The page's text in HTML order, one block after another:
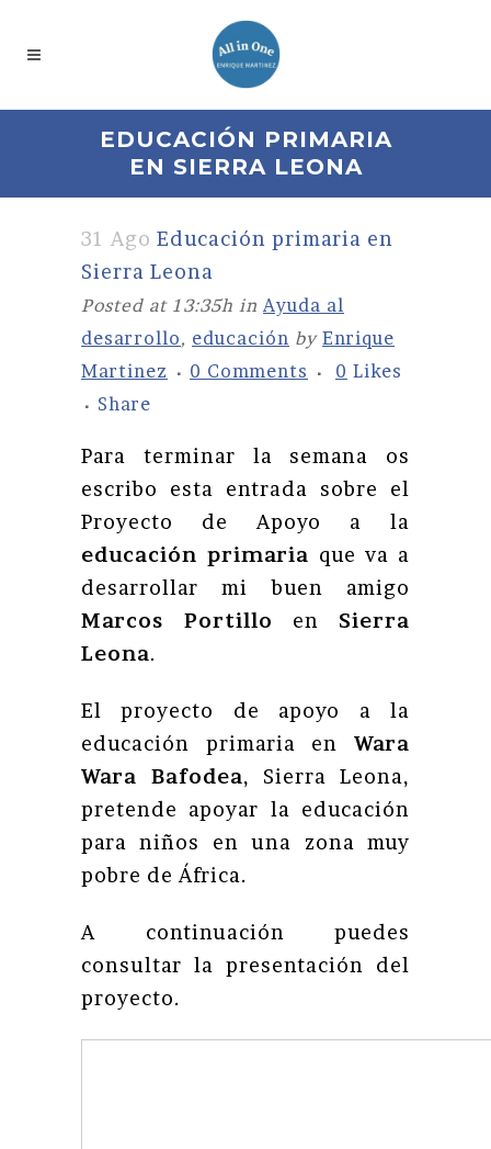
EDUCACIÓN PRIMARIA
EN SIERRA LEONA
31 Ago Educación primaria en
Sierra Leona
Posted at 13:35h inAyuda al
desarrollo, educación by Enrique
Martinez
0 Comments 0 Likes
Share
Para terminar la semana os
escribo esta entrada sobre el
Proyecto de Apoyo a la
educación primaria que va a
desarrollar mi buen amigo
Marcos Portillo en Sierra
Leona.
El proyecto de apoyo a la
educación primaria en Wara
Wara Bafodea, Sierra Leona,
pretende apoyar la educación
para niños en una zona muy
pobre de África.
A continuación puedes
consultar la presentación del
proyecto.